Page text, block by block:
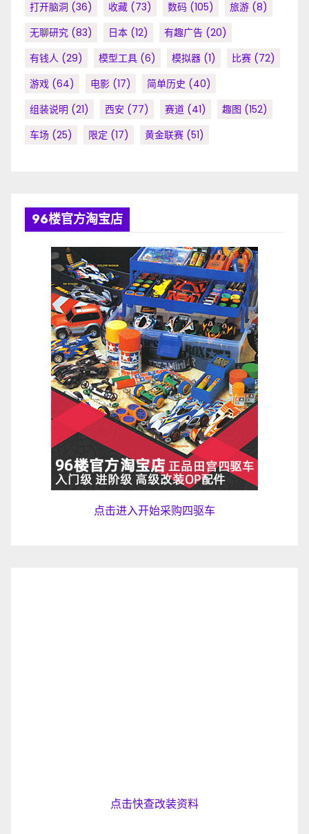
打开脑洞 (36) 收藏 (73) 数码 (105) 旅游 (8)
无聊研究 (83) 日本 (12) 有趣广告 (20)
有钱人 (29) 模型工具 (6) 模拟器 (1) 比赛 (72)
游戏 (64) 电影 (17) 简单历史 (40)
组装说明 (21) 西安 (77) 赛道 (41) 趣图 (152)
车场 (25) 限定 (17) 黄金联赛 (51)
96楼官方淘宝店
点击进入开始采购四驱车
点击快查改装资料